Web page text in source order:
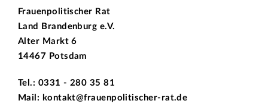
Frauenpolitischer Rat
Land Brandenburg e.V.
Alter Markt 6
14467 Potsdam
Tel.: 0331 - 280 35 81
Mail: kontakt@frauenpolitischer-rat.de